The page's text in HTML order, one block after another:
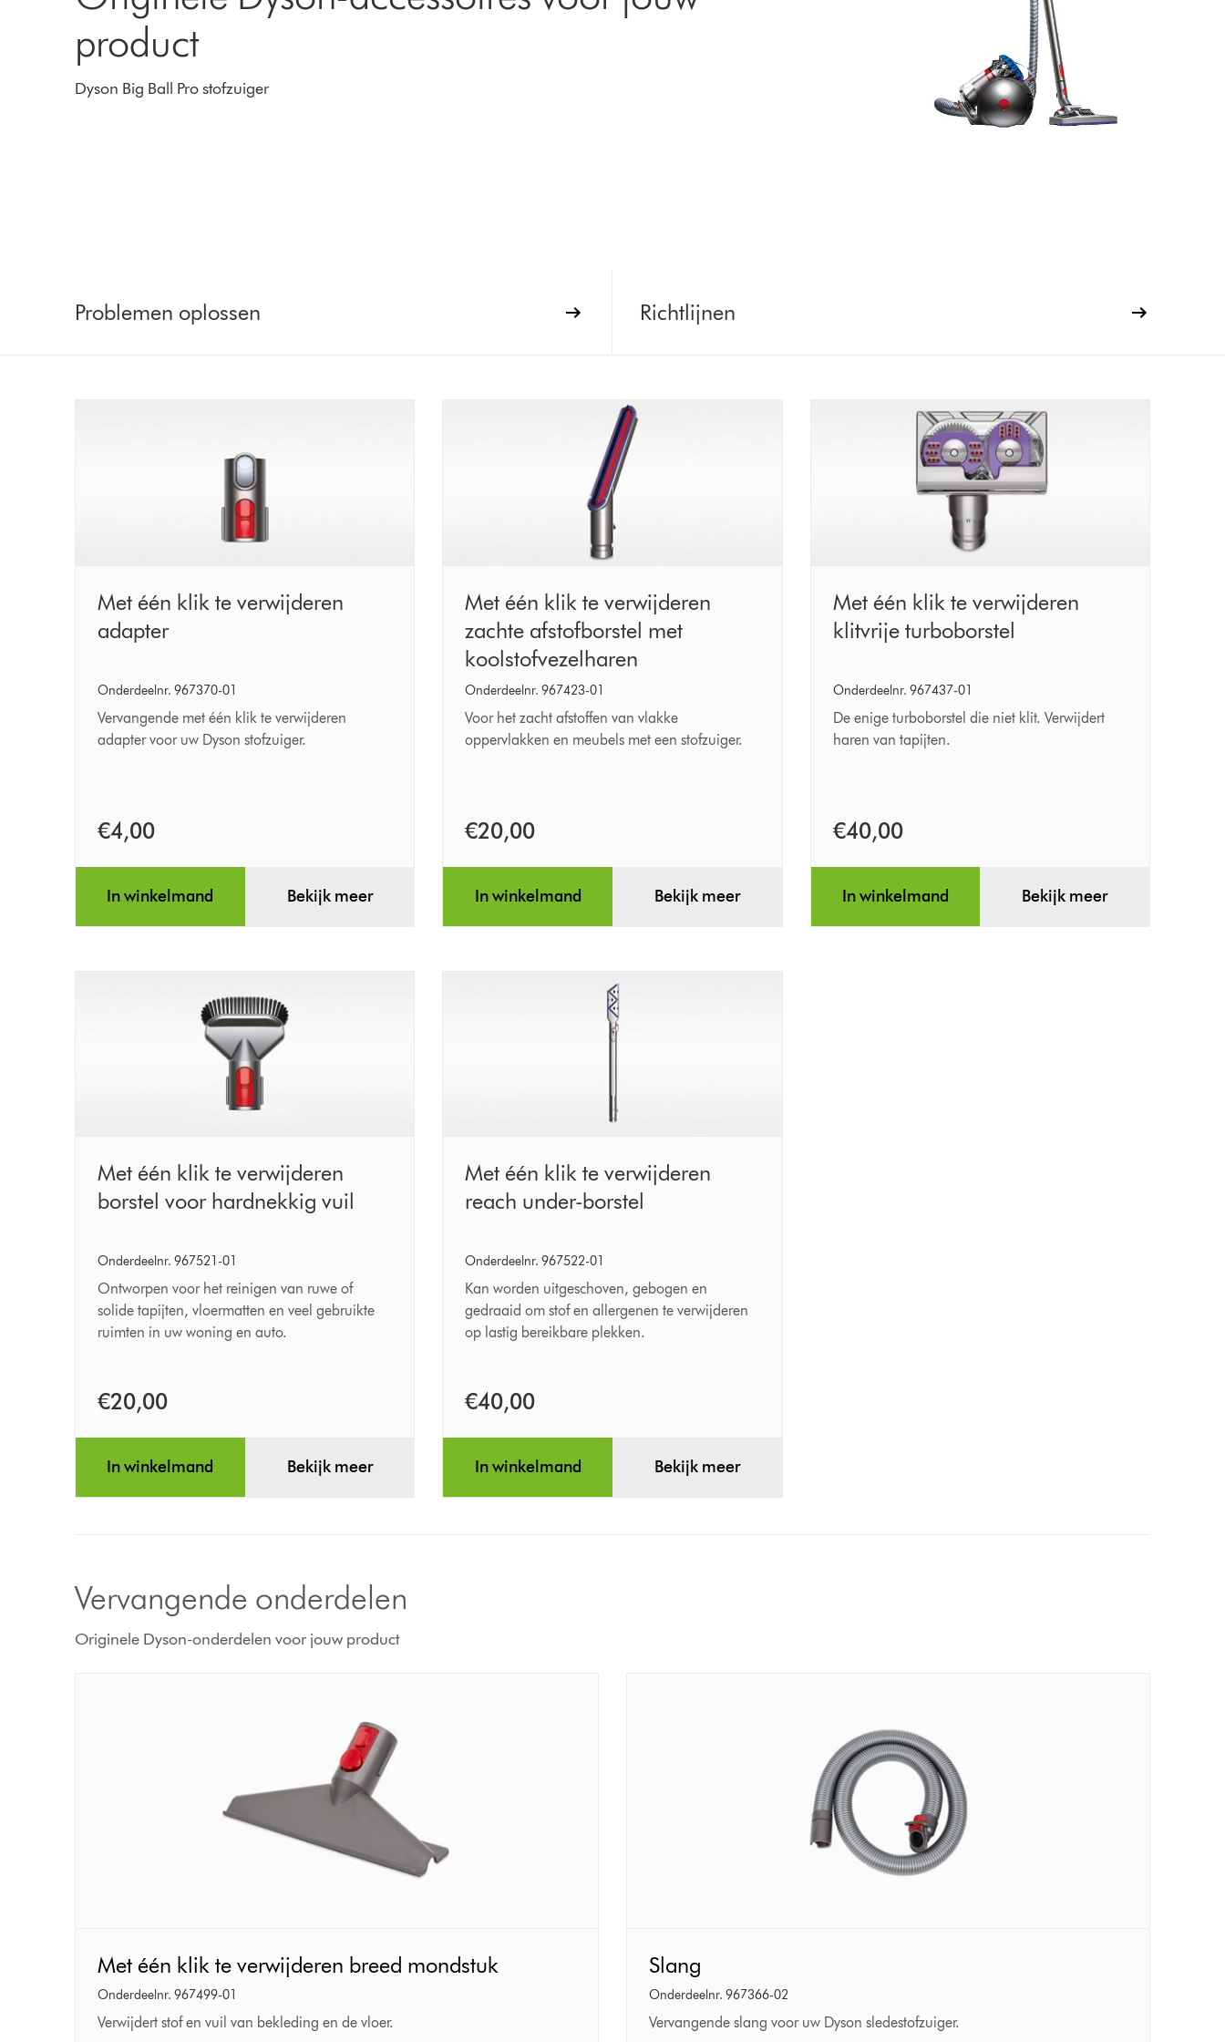
product
Dyson Big Ball Pro stofzuiger
Problemen oplossen Richtlijnen
Met
één
te
verwijderen
adapter
Met één klik te verwijderen
adapter
Onderdeelnr. 967370-01
Vervangende met één klik te verwijderen
adapter voor uw Dyson stofzuiger.
€4,00
In winkelmand Bekijk meer
Met
één
klik
te
verwijderen
zachte
koolstofvezelharen
Met één klik te verwijderen
zachte afstofborstel met
koolstofvezelharen
Onderdeelnr. 967423-01
Voor het zacht afstoffen van vlakke
oppervlakken en meubels met een stofzuiger.
€20,00
In winkelmand Bekijk meer
Met
één
te
verwijderen
klitvrije
Met één klik te verwijderen
klitvrije turboborstel
Onderdeelnr. 967437-01
De enige turboborstel die niet klit. Verwijdert
haren van tapijten.
€40,00
In winkelmand Bekijk meer
Met
één
te
verwijderen
borstel
voor
vuil
Met één klik te verwijderen
borstel voor hardnekkig vuil
Onderdeelnr. 967521-01
Ontworpen voor het reinigen van ruwe of
solide tapijten, vloermatten en veel gebruikte
ruimten in uw woning en auto.
€20,00
In winkelmand Bekijk meer
Met
één
te
verwijderen
reach
under-
Met één klik te verwijderen
reach under-borstel
Onderdeelnr. 967522-01
Kan worden uitgeschoven, gebogen en
gedraaid om stof en allergenen te verwijderen
op lastig bereikbare plekken.
€40,00
In winkelmand Bekijk meer
Vervangende onderdelen
Originele Dyson-onderdelen voor jouw product
één
klik
te
Met één klik te verwijderen breed mondstuk
Onderdeelnr. 967499-01
Verwijdert stof en vuil van bekleding en de vloer.
Slang
Onderdeelnr. 967366-02
Vervangende slang voor uw Dyson sledestofzuiger.